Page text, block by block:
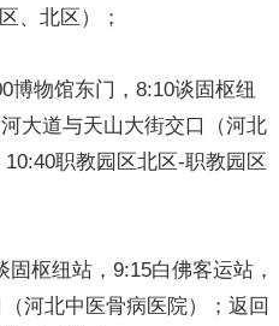
区、北区）；
物馆东门，8:10谈固枢纽
大道与天山大街交口（河北
职教园区北区-职教园区
枢纽站，9:15白佛客运站，
河北中医骨病医院）；返回